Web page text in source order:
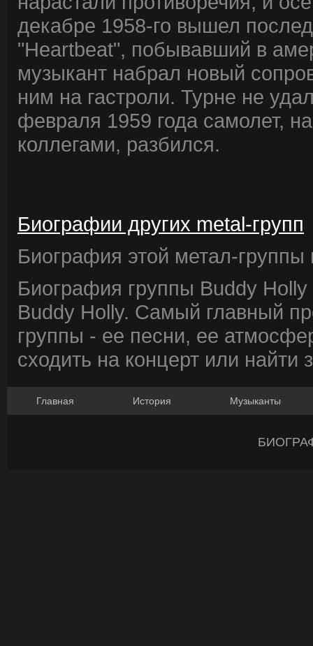
декабре 1958-го вышел
"Heartbeat", побывавший в
музыкант набрал новый
ним на гастроли. Турне не
февраля 1959 года самолет,
коллегами, разбился.
Биографии других metal-групп
Биография этой метал-группы
Биография группы Buddy
Buddy Holly. Самый главный
группы - ее песни, ее
сходить на концерт или найти
Главная История Музыканты